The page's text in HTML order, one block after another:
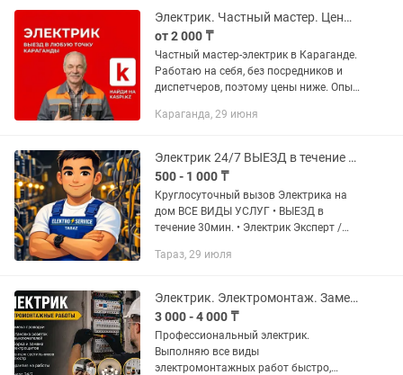
Электрик. Частный мастер. Цены ниже рыночных. Аварийный выезд.
от 2 000 ₸
Частный мастер-электрик в Караганде.
Работаю на себя, без посредников и
диспетчеров, поэтому цены ниже. Опыт
все районы (Город, Юг, Майкудук,
Караганда, 29 июня
Электрик 24/7 ВЫЕЗД в течение 30мин
500 - 1 000 ₸
Круглосуточный вызов Электрика на
дом ВСЕ ВИДЫ УСЛУГ • ВЫЕЗД в
течение 30мин. • Электрик Эксперт /
устранение неисправностей(Короткое
Тараз, 29 июля
Электрик. Электромонтаж. Замена проводки. Выезд 24/7
3 000 - 4 000 ₸
Профессиональный электрик.
Выполняю все виды
электромонтажных работ быстро,